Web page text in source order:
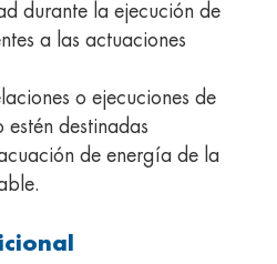
durante la ejecución de
a las actuaciones
o ejecuciones de
estén destinadas
de energía de la